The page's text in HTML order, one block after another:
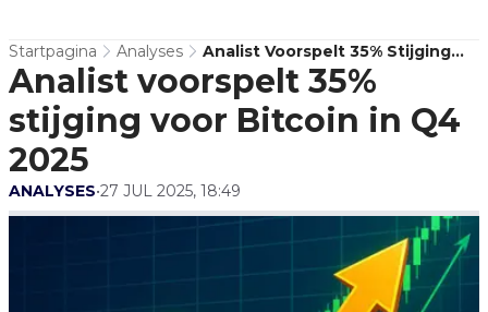
Startpagina Analyses
Analist Voorspelt 35% Stijging
Voor Bitcoin In Q4 2025
Analist voorspelt 35%
stijging voor Bitcoin in Q4
2025
ANALYSES•27 JUL 2025, 18:49